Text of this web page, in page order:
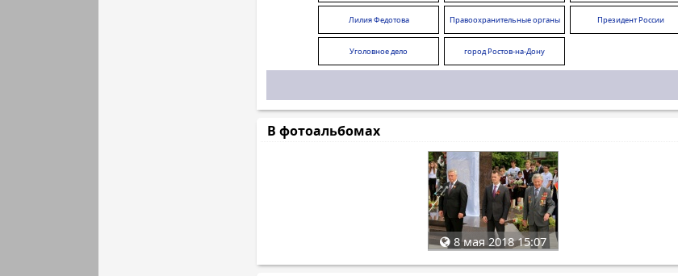
Ростовской области
Лилия Федотова
Правоохранительные органы Президент России
Уголовное дело город Ростов-на-Дону
В фотоальбомах
8 мая 2018 15:07